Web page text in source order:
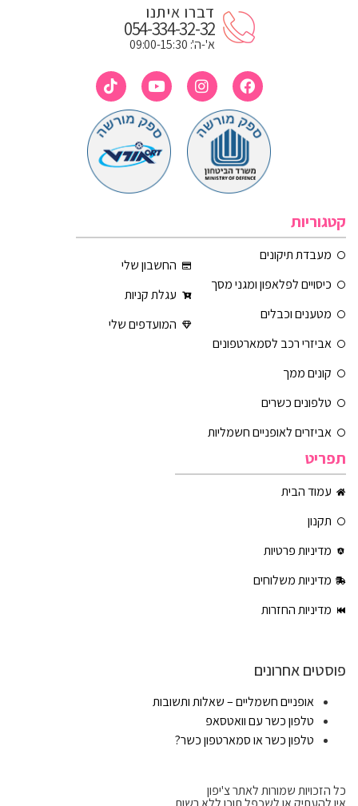
דברו איתנו
054-334-32-32
א'-ה': 09:00-15:30
קטגוריות
מעבדת תיקונים
כיסויים לפלאפון ומגני מסך
מטענים וכבלים
אביזרי רכב לסמארטפונים
קונים ממך
טלפונים כשרים
אביזרים לאופניים חשמליות
החשבון שלי
עגלת קניות
המועדפים שלי
תפריט
עמוד הבית
תקנון
מדיניות פרטיות
מדיניות משלוחים
מדיניות החזרות
פוסטים אחרונים
אופניים חשמליים – שאלות ותשובות
טלפון כשר עם וואטסאפ
טלפון כשר או סמארטפון כשר?
כל הזכויות שמורות לאתר צ'יפון